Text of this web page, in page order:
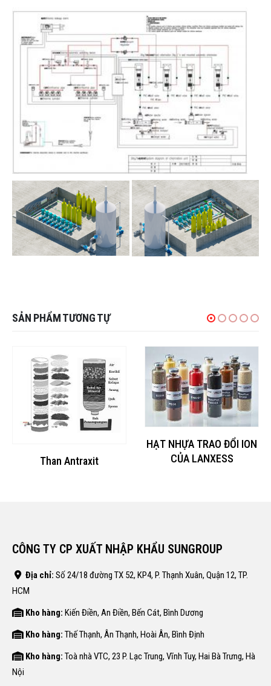
SẢN PHẨM TƯƠNG TỰ
Than Antraxit
HẠT NHỰA TRAO ĐỔI ION
CỦA LANXESS
CÔNG TY CP XUẤT NHẬP KHẨU SUNGROUP
Địa chỉ: Số 24/18 đường TX 52, KP4, P. Thạnh Xuân, Quận 12, TP.
HCM
Kho hàng: Kiến Điền, An Điền, Bến Cát, Bình Dương
Kho hàng: Thế Thạnh, Ân Thạnh, Hoài Ân, Bình Định
Kho hàng: Toà nhà VTC, 23 P. Lạc Trung, Vĩnh Tuy, Hai Bà Trưng, Hà
Nội